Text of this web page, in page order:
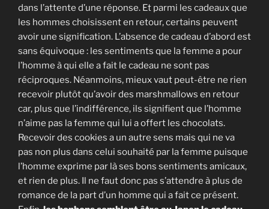
dans l’attente d’une réponse. Et parmi les cadeaux que
les hommes choisissent en retour, certains peuvent
avoir une signification. L’absence de cadeau d’abord est
sans équivoque : les sentiments que la femme a pour
l’homme à qui elle a fait le cadeau ne sont pas
réciproques. Néanmoins, mieux vaut peut-être ne rien
recevoir plutôt qu’avoir des marshmallows en retour
car, plus que l’indifférence, ils signifient que l’homme
n’aime pas la femme qui lui a offert les chocolats.
Recevoir des cookies a un autre sens mais qui ne va
pas non plus dans celui souhaité par la femme puisque
l’homme exprime par là ses bons sentiments amicaux,
et rien de plus. Il ne faut donc pas s’attendre à plus de
romance de la part d’un homme qui a fait ce présent.